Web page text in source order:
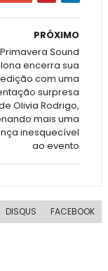
PRÓXIMO
Sound
encerra sua
com uma
surpresa
Olivia Rodrigo,
mais uma
inesquecível
ao evento
DISQUS FACEBOOK